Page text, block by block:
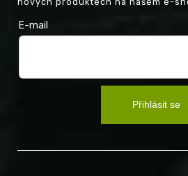
E-mail
Přihlásit se